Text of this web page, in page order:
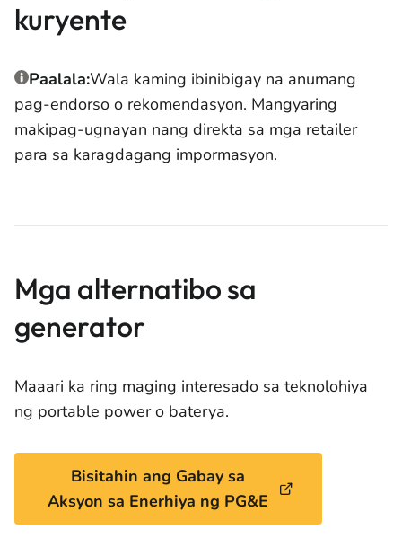
kuryente
Paalala:Wala kaming ibinibigay na anumang
pag-endorso o rekomendasyon. Mangyaring
makipag-ugnayan nang direkta sa mga retailer
para sa karagdagang impormasyon.
Mga alternatibo sa
generator
Maaari ka ring maging interesado sa teknolohiya
ng portable power o baterya.
Bisitahin ang Gabay sa
Aksyon sa Enerhiya ng PG&E